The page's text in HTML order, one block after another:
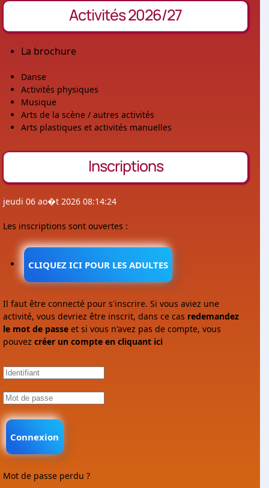
Activités 2026/27
La brochure
Danse
Activités physiques
Musique
Arts de la scène / autres activités
Arts plastiques et activités manuelles
Inscriptions
jeudi 06 ao�t 2026 08:14:24
Les inscriptions sont ouvertes :
CLIQUEZ ICI POUR LES ADULTES
Il faut être connecté pour s'inscrire. Si vous aviez une
activité, vous devriez être inscrit, dans ce cas redemandez
le mot de passe et si vous n'avez pas de compte, vous
pouvez créer un compte en cliquant ici
Connexion
Mot de passe perdu ?